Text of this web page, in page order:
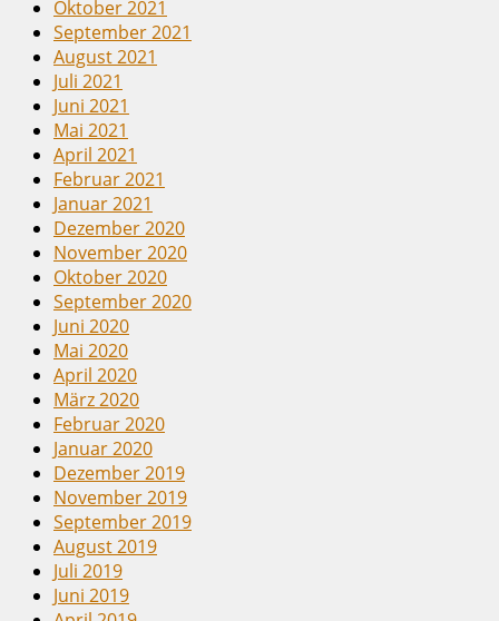
Oktober 2021
September 2021
August 2021
Juli 2021
Juni 2021
Mai 2021
April 2021
Februar 2021
Januar 2021
Dezember 2020
November 2020
Oktober 2020
September 2020
Juni 2020
Mai 2020
April 2020
März 2020
Februar 2020
Januar 2020
Dezember 2019
November 2019
September 2019
August 2019
Juli 2019
Juni 2019